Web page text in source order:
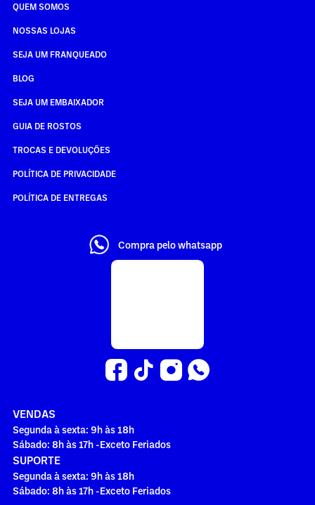
QUEM SOMOS
NOSSAS LOJAS
SEJA UM FRANQUEADO
BLOG
SEJA UM EMBAIXADOR
GUIA DE ROSTOS
TROCAS E DEVOLUÇÕES
POLÍTICA DE PRIVACIDADE
POLÍTICA DE ENTREGAS
Compra pelo whatsapp
VENDAS
Segunda à sexta: 9h às 18h
Sábado: 8h às 17h -Exceto Feriados
SUPORTE
Segunda à sexta: 9h às 18h
Sábado: 8h às 17h -Exceto Feriados